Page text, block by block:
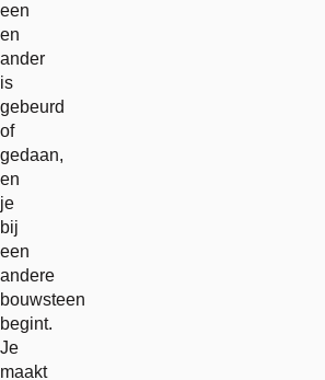
een
en
ander
is
gebeurd
of
gedaan,
en
je
bij
een
andere
bouwsteen
begint.
Je
maakt